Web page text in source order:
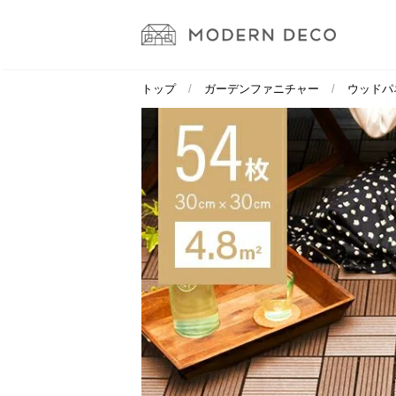
トップ ガーデンファニチャー ウッドパ